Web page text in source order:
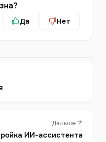
Да Нет
Дальше
ИИ-ассистента